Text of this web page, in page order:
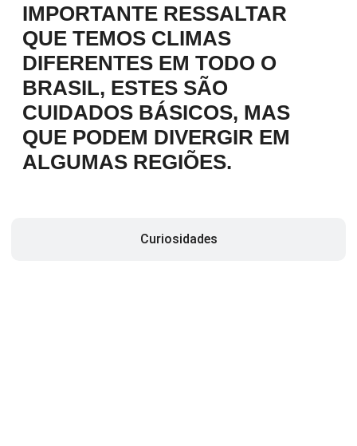
Curiosidades
IMPORTANTE RESSALTAR
QUE TEMOS CLIMAS
DIFERENTES EM TODO O
BRASIL, ESTES SÃO
CUIDADOS BÁSICOS, MAS
QUE PODEM DIVERGIR EM
ALGUMAS REGIÕES.